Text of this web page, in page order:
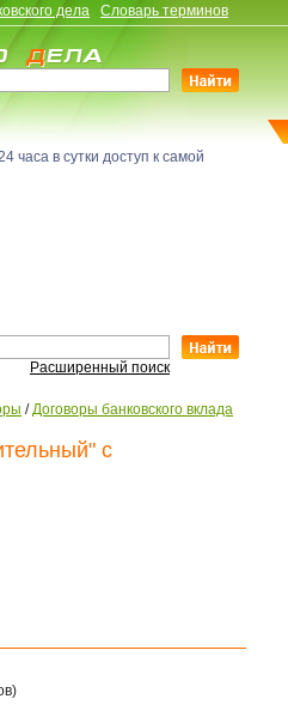
дела
Словарь терминов
в сутки доступ к самой
Расширенный поиск
/Договоры банковского вклада
с